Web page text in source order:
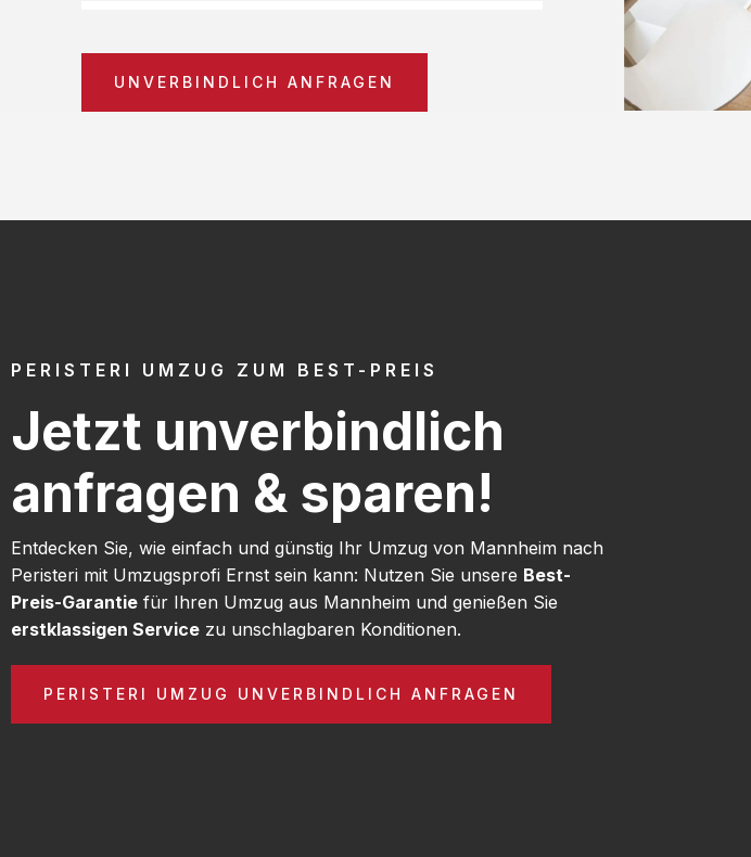
UNVERBINDLICH ANFRAGEN
PERISTERI UMZUG ZUM BEST-PREIS
Jetzt unverbindlich
anfragen & sparen!
Entdecken Sie, wie einfach und günstig Ihr Umzug von Mannheim nach
Peristeri mit Umzugsprofi Ernst sein kann: Nutzen Sie unsere Best-
Preis-Garantie für Ihren Umzug aus Mannheim und genießen Sie
erstklassigen Service zu unschlagbaren Konditionen.
PERISTERI UMZUG UNVERBINDLICH ANFRAGEN